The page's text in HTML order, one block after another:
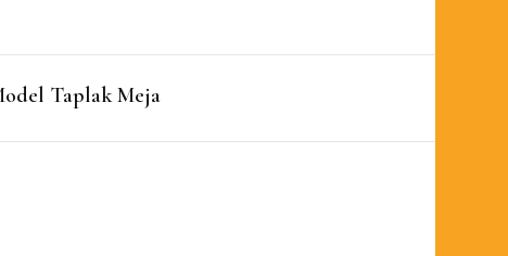
Taplak Meja